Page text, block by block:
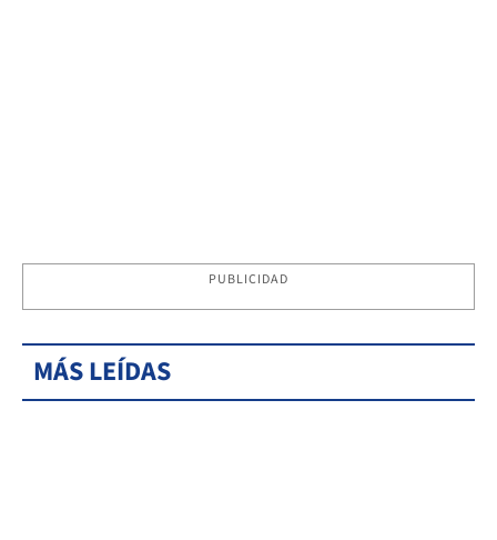
PUBLICIDAD
MÁS LEÍDAS